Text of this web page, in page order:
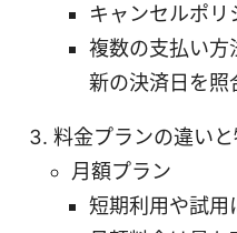
キャンセルポ
複数の支払い方
新の決済日を照
料金プランの違い
月額プラン
短期利用や試用